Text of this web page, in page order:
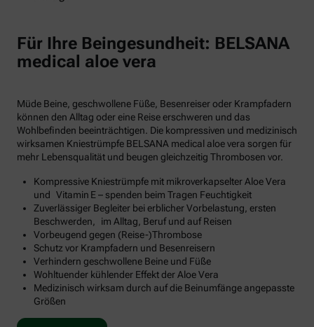
Für Ihre Beingesundheit: BELSANA
medical aloe vera
Müde Beine, geschwollene Füße, Besenreiser oder Krampfadern
können den Alltag oder eine Reise erschweren und das
Wohlbefinden beeinträchtigen. Die kompressiven und medizinisch
wirksamen Kniestrümpfe BELSANA medical aloe vera sorgen für
mehr Lebensqualität und beugen gleichzeitig Thrombosen vor.
Kompressive Kniestrümpfe mit mikroverkapselter Aloe Vera
und Vitamin E – spenden beim Tragen Feuchtigkeit
Zuverlässiger Begleiter bei erblicher Vorbelastung, ersten
Beschwerden, im Alltag, Beruf und auf Reisen
Vorbeugend gegen (Reise-)Thrombose
Schutz vor Krampfadern und Besenreisern
Verhindern geschwollene Beine und Füße
Wohltuender kühlender Effekt der Aloe Vera
Medizinisch wirksam durch auf die Beinumfänge angepasste
Größen